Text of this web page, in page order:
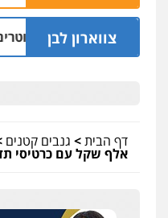
צווארון לבן
שלושה שוטרים
דף הבית> גנבים קטנים
אלף שקל עם כרטיסי